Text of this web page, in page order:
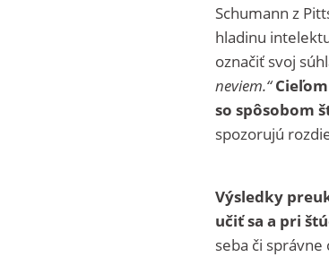
Schumann z
hladinu
označiť svoj
neviem.“
so spôsobom
spozorujú
Výsledky
učiť sa a pri
seba či